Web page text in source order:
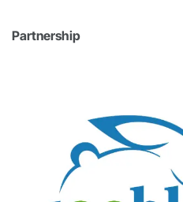
Partnership